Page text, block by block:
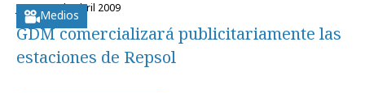
Medios
jueves, 2 de abril 2009
GDM comercializará publicitariamente las
estaciones de Repsol